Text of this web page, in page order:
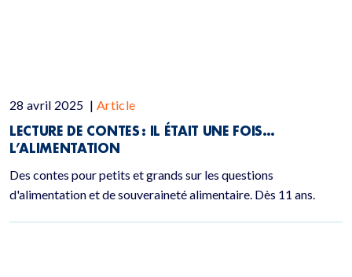
28 avril 2025 | Article
LECTURE DE CONTES : IL ÉTAIT UNE FOIS…
L’ALIMENTATION
Des contes pour petits et grands sur les questions
d'alimentation et de souveraineté alimentaire. Dès 11 ans.